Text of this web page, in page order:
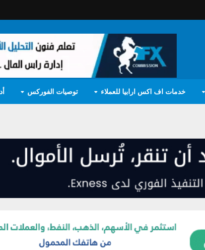
خدمات اف اكس ارابيا للعملاء توصيات الفوركس